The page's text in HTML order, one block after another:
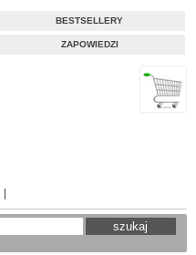
BESTSELLERY
ZAPOWIEDZI